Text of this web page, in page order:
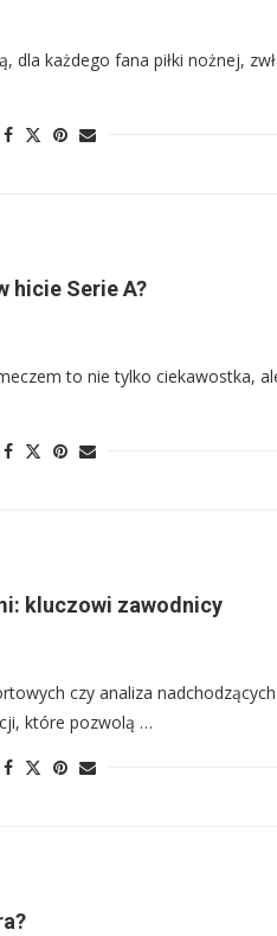
dla każdego fana piłki nożnej,
hicie Serie A?
to nie tylko ciekawostka,
kluczowi zawodnicy
czy analiza
które pozwolą …